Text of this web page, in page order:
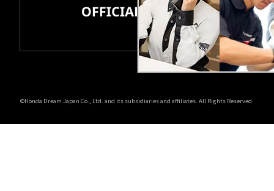
©Honda Dream Japan Co., Ltd. and its subsidiaries and affiliates. All Rights Reserved.